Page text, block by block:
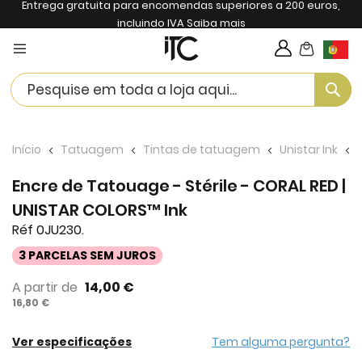
Entrega gratuita para encomendas superiores a 200 euros,
incluindo IVASaiba mais
My Cart
Início Tatuagem Tintas de tatuagem Unistar Ink
Encre de Tatouage - Stérile - CORAL RED |
UNISTAR COLORS™ Ink
Réf 0JU230.
3 PARCELAS SEM JUROS
A partir de 14,00 €
16,80 €
Ver especificações Tem alguma pergunta?